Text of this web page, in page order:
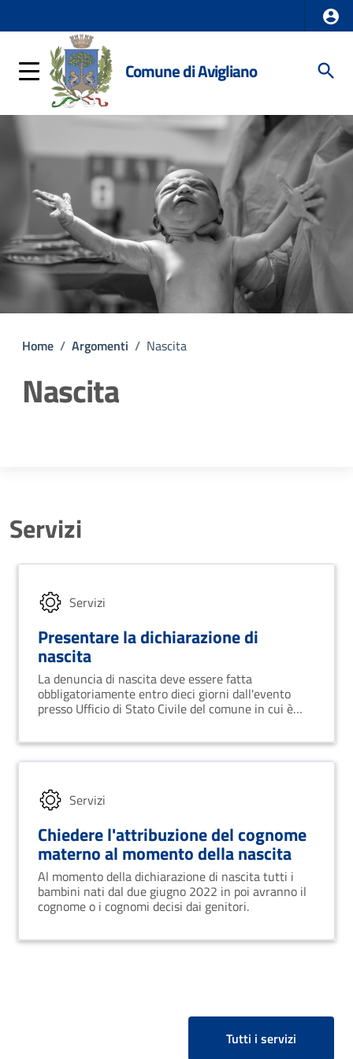
Comune di Avigliano
Home / Argomenti / Nascita
Nascita
Servizi
Servizi
Presentare la dichiarazione di
nascita
La denuncia di nascita deve essere fatta
obbligatoriamente entro dieci giorni dall'evento
presso Ufficio di Stato Civile del comune in cui è
genitori.
Servizi
Chiedere l'attribuzione del cognome
materno al momento della nascita
Al momento della dichiarazione di nascita tutti i
bambini nati dal due giugno 2022 in poi avranno il
cognome o i cognomi decisi dai genitori.
Tutti i servizi